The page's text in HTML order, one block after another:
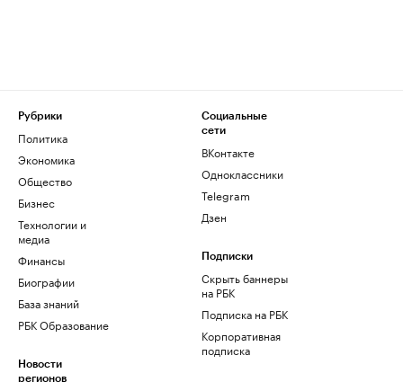
Рубрики
Политика
Экономика
Общество
Бизнес
Технологии и
медиа
Финансы
Биографии
База знаний
РБК Образование
Новости
регионов
Социальные
сети
ВКонтакте
Одноклассники
Telegram
Дзен
Подписки
Скрыть баннеры
на РБК
Подписка на РБК
Корпоративная
подписка